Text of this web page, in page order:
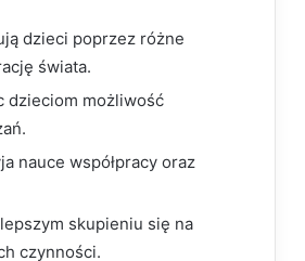
dzieci poprzez różne
świata.
dzieciom możliwość
nauce współpracy oraz
skupieniu się na
czynności.